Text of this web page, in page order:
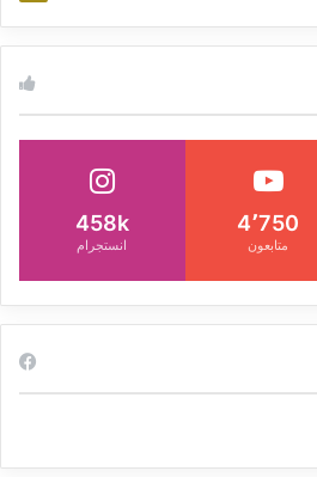
4٬750
متابعون
458k
انستجرام